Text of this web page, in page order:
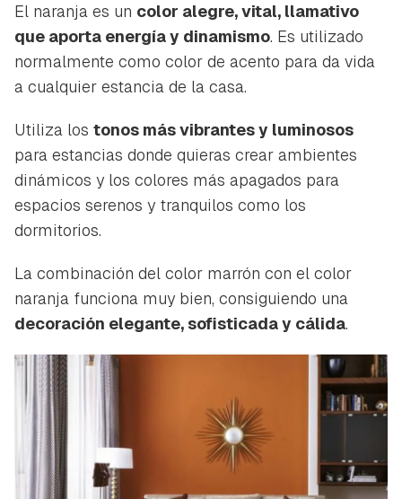
El naranja es un color alegre, vital, llamativo
que aporta energía y dinamismo. Es utilizado
normalmente como color de acento para da vida
a cualquier estancia de la casa.
Utiliza los tonos más vibrantes y luminosos
para estancias donde quieras crear ambientes
dinámicos y los colores más apagados para
espacios serenos y tranquilos como los
dormitorios.
La combinación del color marrón con el color
naranja funciona muy bien, consiguiendo una
decoración elegante, sofisticada y cálida.